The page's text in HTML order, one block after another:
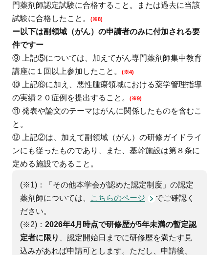
門薬剤師認定試験に合格すること。または過去に当該
試験に合格したこと。
(※8)
ー以下は副領域（がん）の申請者のみに付加される要
件ですー
⑨ 上記⑤については、加えてがん専門薬剤師集中教育
講座に１回以上参加したこと。
(※4)
⑩ 上記⑥に加え、悪性腫瘍領域における薬学管理指導
の実績２０症例を提出すること。
(※9)
⑪ 発表や論文のテーマはがんに関係したものを含むこ
と。
⑫ 上記②は、加えて副領域（がん）の研修ガイドライ
ンにも従ったものであり、また、基幹施設は第８条に
定める施設であること。
(※1)：「その他本学会が認めた認定制度」の認定
薬剤師については、
こちらのページ
でご確認く
ださい。
(※2)： 2026年4月時点で研修歴が5年未満の暫定認
定者に限り
、認定開始日までに研修歴を満たす見
込みがあれば申請可とします。ただし、申請後、